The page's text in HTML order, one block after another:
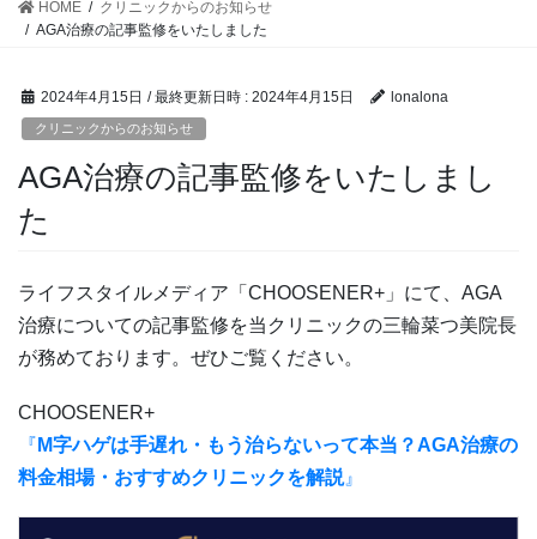
HOME
クリニックからのお知らせ
AGA治療の記事監修をいたしました
2024年4月15日 / 最終更新日時 : 2024年4月15日 lonalona
クリニックからのお知らせ
AGA治療の記事監修をいたしまし
た
ライフスタイルメディア「CHOOSENER+」にて、AGA
治療についての記事監修を当クリニックの三輪菜つ美院長
が務めております。ぜひご覧ください。
CHOOSENER+
『 M字ハゲは手遅れ・もう治らないって本当？AGA治療の
料金相場・おすすめクリニックを解説』